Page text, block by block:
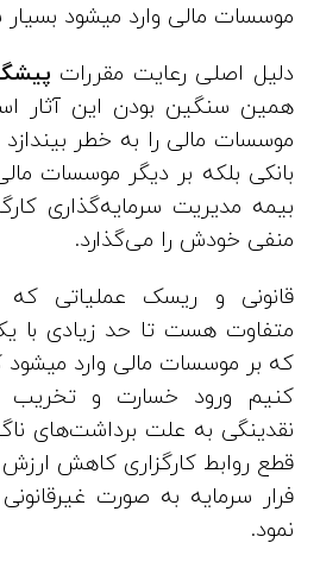
موسسات مالی وارد میشود
دلیل اصلی رعایت مقررات
همین سنگین بودن این آثار
موسسات مالی را به خطر
بانکی بلکه بر دیگر موسسات
بیمه مدیریت سرمایه‌گذاری
منفی خودش را می‌گذارد.
قانونی و ریسک عملیاتی که
متفاوت هست تا حد زیادی با
که بر موسسات مالی وارد میشود
کنیم ورود خسارت و تخریب
نقدینگی به علت برداشت‌های
قطع روابط کارگزاری کاهش
فرار سرمایه به صورت
نمود.